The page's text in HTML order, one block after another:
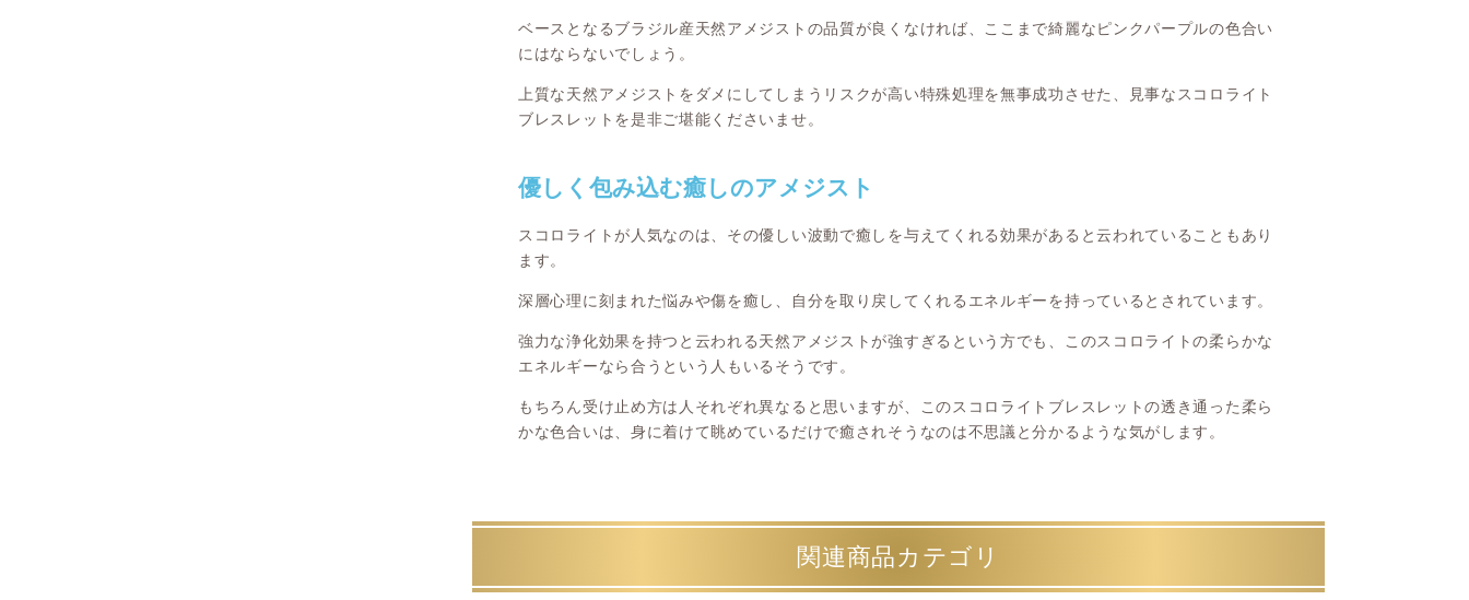
ベースとなるブラジル産天然アメジストの品質が良くなければ、ここまで綺麗なピンクパープルの色合い
にはならないでしょう。
上質な天然アメジストをダメにしてしまうリスクが高い特殊処理を無事成功させた、見事なスコロライト
ブレスレットを是非ご堪能くださいませ。
優しく包み込む癒しのアメジスト
スコロライトが人気なのは、その優しい波動で癒しを与えてくれる効果があると云われていることもあり
ます。
深層心理に刻まれた悩みや傷を癒し、自分を取り戻してくれるエネルギーを持っているとされています。
強力な浄化効果を持つと云われる天然アメジストが強すぎるという方でも、このスコロライトの柔らかな
エネルギーなら合うという人もいるそうです。
もちろん受け止め方は人それぞれ異なると思いますが、このスコロライトブレスレットの透き通った柔ら
かな色合いは、身に着けて眺めているだけで癒されそうなのは不思議と分かるような気がします。
関連商品カテゴリ